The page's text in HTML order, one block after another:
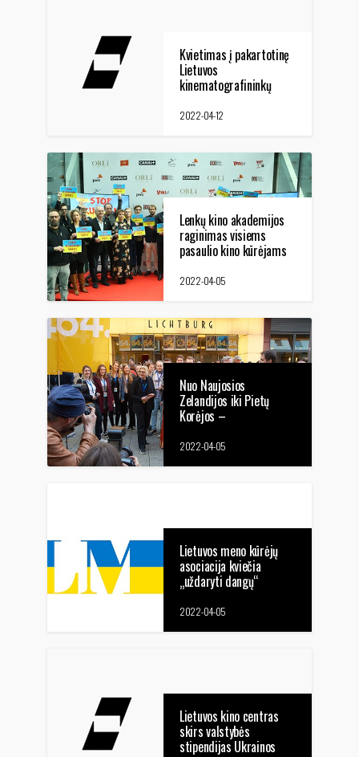
Kvietimas į pakartotinę
Lietuvos
kinematografininkų
konferenciją
2022-04-12
Lenkų kino akademijos
raginimas visiems
pasaulio kino kūrėjams
2022-04-05
Nuo Naujosios
Zelandijos iki Pietų
Korėjos –
festivaliuose išskirtinis
dėmesys lietuviškam
2022-04-05
Lietuvos meno kūrėjų
asociacija kviečia
„uždaryti dangų“
rusiškai kultūrai
2022-04-05
Lietuvos kino centras
skirs valstybės
stipendijas Ukrainos